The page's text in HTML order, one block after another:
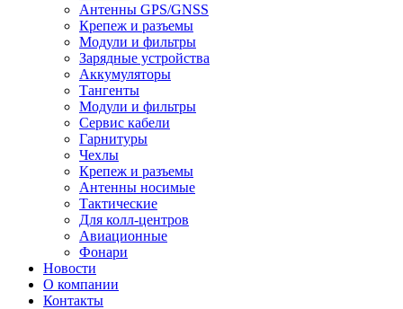
Антенны GPS/GNSS
Крепеж и разъемы
Модули и фильтры
Зарядные устройства
Аккумуляторы
Тангенты
Модули и фильтры
Сервис кабели
Гарнитуры
Чехлы
Крепеж и разъемы
Антенны носимые
Тактические
Для колл-центров
Авиационные
Фонари
Новости
О компании
Контакты